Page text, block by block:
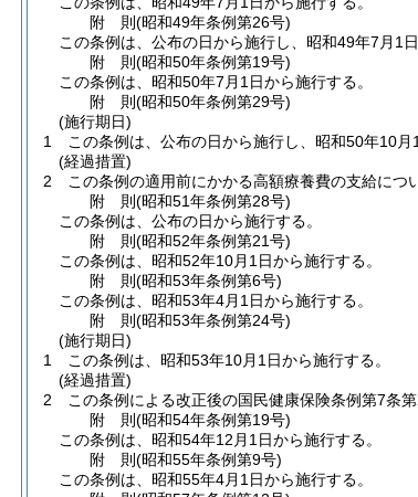
附 則(昭和49年条例第26号)
この条例は、公布の日から施行し、昭和49年7月1日
附 則(昭和50年条例第19号)
この条例は、昭和50年7月1日から施行する。
附 則(昭和50年条例第29号)
(施行期日)
1
この条例は、公布の日から施行し、昭和50年10月
(経過措置)
2
この条例の適用前にかかる高額療養費の支給につ
附 則(昭和51年条例第28号)
この条例は、公布の日から施行する。
附 則(昭和52年条例第21号)
この条例は、昭和52年10月1日から施行する。
附 則(昭和53年条例第6号)
この条例は、昭和53年4月1日から施行する。
附 則(昭和53年条例第24号)
(施行期日)
1
この条例は、昭和53年10月1日から施行する。
(経過措置)
2
この条例による改正後の国民健康保険条例第7条
附 則(昭和54年条例第19号)
この条例は、昭和54年12月1日から施行する。
附 則(昭和55年条例第9号)
この条例は、昭和55年4月1日から施行する。